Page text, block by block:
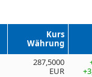
Kurs
Währung
287,5000
EUR